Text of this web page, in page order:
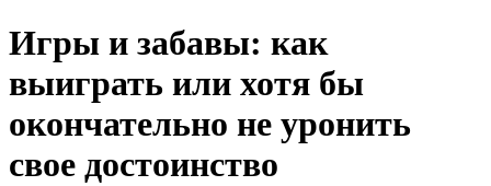
Игры и забавы: как
выиграть или хотя бы
окончательно не уронить
свое достоинство